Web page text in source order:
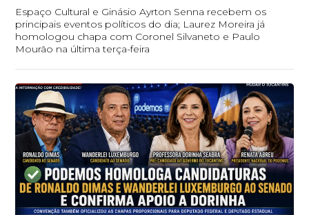
Espaço Cultural e Ginásio Ayrton Senna recebem os
principais eventos políticos do dia; Laurez Moreira já
homologou chapa com Coronel Silvaneto e Paulo
Mourão na última terça-feira